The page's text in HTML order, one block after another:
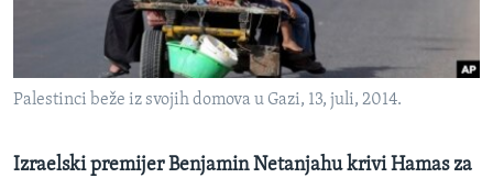
INTERVJU
Palestinci beže iz svojih domova u Gazi, 13, juli, 2014.
Izraelski premijer Benjamin Netanjahu krivi Hamas za